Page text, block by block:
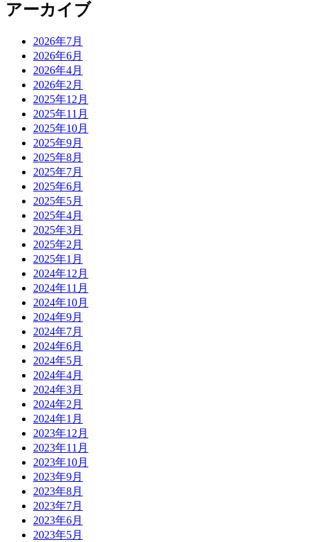
アーカイブ
2026年7月
2026年6月
2026年4月
2026年2月
2025年12月
2025年11月
2025年10月
2025年9月
2025年8月
2025年7月
2025年6月
2025年5月
2025年4月
2025年3月
2025年2月
2025年1月
2024年12月
2024年11月
2024年10月
2024年9月
2024年7月
2024年6月
2024年5月
2024年4月
2024年3月
2024年2月
2024年1月
2023年12月
2023年11月
2023年10月
2023年9月
2023年8月
2023年7月
2023年6月
2023年5月